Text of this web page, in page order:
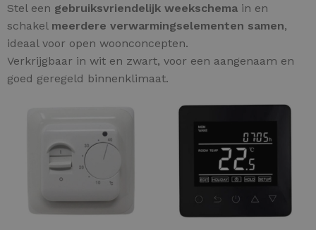
Stel een gebruiksvriendelijk weekschema in en
schakel meerdere verwarmingselementen samen,
ideaal voor open woonconcepten.
Verkrijgbaar in wit en zwart, voor een aangenaam en
goed geregeld binnenklimaat.